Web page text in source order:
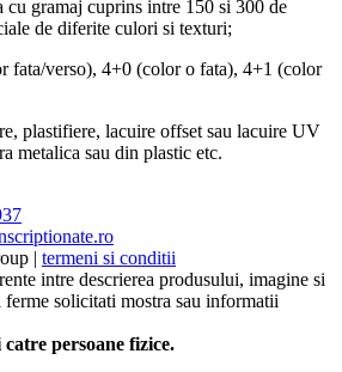
cu gramaj cuprins intre 150 si 300 de
de diferite culori si texturi;
fata/verso), 4+0 (color o fata), 4+1 (color
plastifiere, lacuire offset sau lacuire UV
metalica sau din plastic etc.
| termeni si conditii
intre descrierea produsului, imagine si
solicitati mostra sau informatii
persoane fizice.